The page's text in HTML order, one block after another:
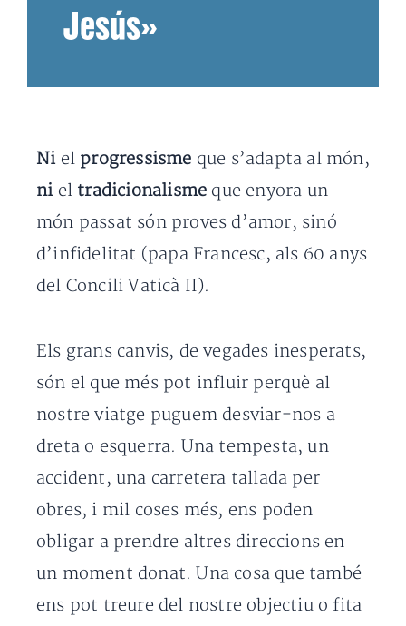
Jesús»
Ni el progressisme que s’adapta al món,
ni el tradicionalisme que enyora un
món passat són proves d’amor, sinó
d’infidelitat (papa Francesc, als 60 anys
del Concili Vaticà II).
Els grans canvis, de vegades inesperats,
són el que més pot influir perquè al
nostre viatge puguem desviar-nos a
dreta o esquerra. Una tempesta, un
accident, una carretera tallada per
obres, i mil coses més, ens poden
obligar a prendre altres direccions en
un moment donat. Una cosa que també
ens pot treure del nostre objectiu o fita